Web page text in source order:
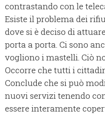
contrastando con le
Esiste il problema dei
dove si è deciso di
porta a porta. Ci sono
vogliono i mastelli. Ciò
Occorre che tutti i
Conclude che si può
nuovi servizi tenendo
essere interamente